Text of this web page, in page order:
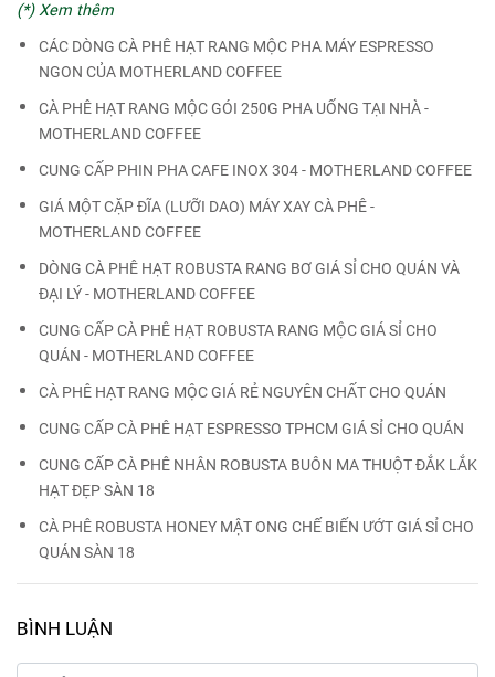
(*) Xem thêm
CÁC DÒNG CÀ PHÊ HẠT RANG MỘC PHA MÁY ESPRESSO
NGON CỦA MOTHERLAND COFFEE
CÀ PHÊ HẠT RANG MỘC GÓI 250G PHA UỐNG TẠI NHÀ -
MOTHERLAND COFFEE
CUNG CẤP PHIN PHA CAFE INOX 304 - MOTHERLAND COFFEE
GIÁ MỘT CẶP ĐĨA (LƯỠI DAO) MÁY XAY CÀ PHÊ -
MOTHERLAND COFFEE
DÒNG CÀ PHÊ HẠT ROBUSTA RANG BƠ GIÁ SỈ CHO QUÁN VÀ
ĐẠI LÝ - MOTHERLAND COFFEE
CUNG CẤP CÀ PHÊ HẠT ROBUSTA RANG MỘC GIÁ SỈ CHO
QUÁN - MOTHERLAND COFFEE
CÀ PHÊ HẠT RANG MỘC GIÁ RẺ NGUYÊN CHẤT CHO QUÁN
CUNG CẤP CÀ PHÊ HẠT ESPRESSO TPHCM GIÁ SỈ CHO QUÁN
CUNG CẤP CÀ PHÊ NHÂN ROBUSTA BUÔN MA THUỘT ĐẮK LẮK
HẠT ĐẸP SÀN 18
CÀ PHÊ ROBUSTA HONEY MẬT ONG CHẾ BIẾN ƯỚT GIÁ SỈ CHO
QUÁN SÀN 18
BÌNH LUẬN